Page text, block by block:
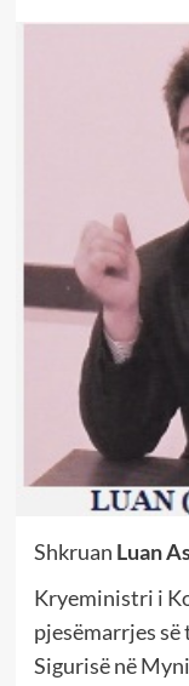
Shkruan Luan
Kryeministri i
pjesëmarrjes
Sigurisë në